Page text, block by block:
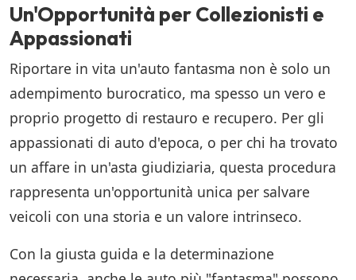
Un'Opportunità per Collezionisti e
Appassionati
Riportare in vita un'auto fantasma non è solo un
adempimento burocratico, ma spesso un vero e
proprio progetto di restauro e recupero. Per gli
appassionati di auto d'epoca, o per chi ha trovato
un affare in un'asta giudiziaria, questa procedura
rappresenta un'opportunità unica per salvare
veicoli con una storia e un valore intrinseco.
Con la giusta guida e la determinazione